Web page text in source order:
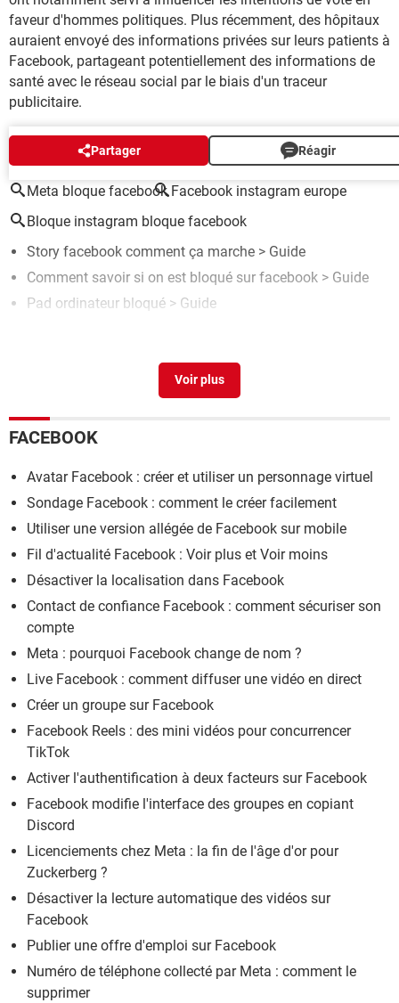
faveur d'hommes politiques. Plus récemment, des hôpitaux
auraient envoyé des informations privées sur leurs patients à
Facebook, partageant potentiellement des informations de
santé avec le réseau social par le biais d'un traceur
publicitaire.
Partager Réagir
AUTOUR DU MÊME SUJET
Meta bloque facebook Facebook instagram europe
Bloque instagram bloque facebook
Story facebook comment ça marche > Guide
Comment savoir si on est bloqué sur facebook > Guide
Pad ordinateur bloqué > Guide
FACEBOOK
Avatar Facebook : créer et utiliser un personnage virtuel
Sondage Facebook : comment le créer facilement
Utiliser une version allégée de Facebook sur mobile
Fil d'actualité Facebook : Voir plus et Voir moins
Désactiver la localisation dans Facebook
Contact de confiance Facebook : comment sécuriser son
compte
Meta : pourquoi Facebook change de nom ?
Live Facebook : comment diffuser une vidéo en direct
Créer un groupe sur Facebook
Facebook Reels : des mini vidéos pour concurrencer
TikTok
Activer l'authentification à deux facteurs sur Facebook
Facebook modifie l'interface des groupes en copiant
Discord
Licenciements chez Meta : la fin de l'âge d'or pour
Zuckerberg ?
Désactiver la lecture automatique des vidéos sur
Facebook
Publier une offre d'emploi sur Facebook
Numéro de téléphone collecté par Meta : comment le
supprimer